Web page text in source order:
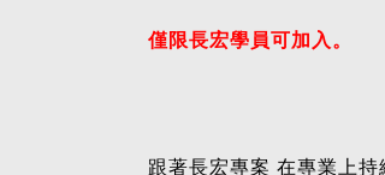
僅限長宏學員可加入。
跟著長宏專案 在專業上持